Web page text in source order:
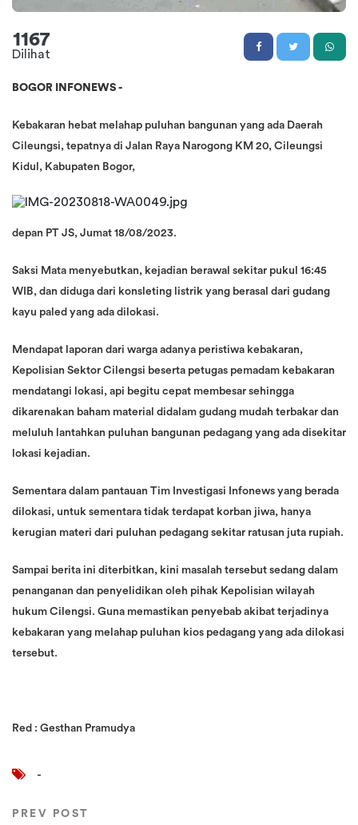
1167
Dilihat
BOGOR INFONEWS -
Kebakaran hebat melahap puluhan bangunan yang ada Daerah
Cileungsi, tepatnya di Jalan Raya Narogong KM 20, Cileungsi
Kidul, Kabupaten Bogor,
depan PT JS, Jumat 18/08/2023.
Saksi Mata menyebutkan, kejadian berawal sekitar pukul 16:45
WIB, dan diduga dari konsleting listrik yang berasal dari gudang
kayu paled yang ada dilokasi.
Mendapat laporan dari warga adanya peristiwa kebakaran,
Kepolisian Sektor Cilengsi beserta petugas pemadam kebakaran
mendatangi lokasi, api begitu cepat membesar sehingga
dikarenakan baham material didalam gudang mudah terbakar dan
meluluh lantahkan puluhan bangunan pedagang yang ada disekitar
lokasi kejadian.
Sementara dalam pantauan Tim Investigasi Infonews yang berada
dilokasi, untuk sementara tidak terdapat korban jiwa, hanya
kerugian materi dari puluhan pedagang sekitar ratusan juta rupiah.
Sampai berita ini diterbitkan, kini masalah tersebut sedang dalam
penanganan dan penyelidikan oleh pihak Kepolisian wilayah
hukum Cilengsi. Guna memastikan penyebab akibat terjadinya
kebakaran yang melahap puluhan kios pedagang yang ada dilokasi
tersebut.
Red : Gesthan Pramudya
-
PREV POST